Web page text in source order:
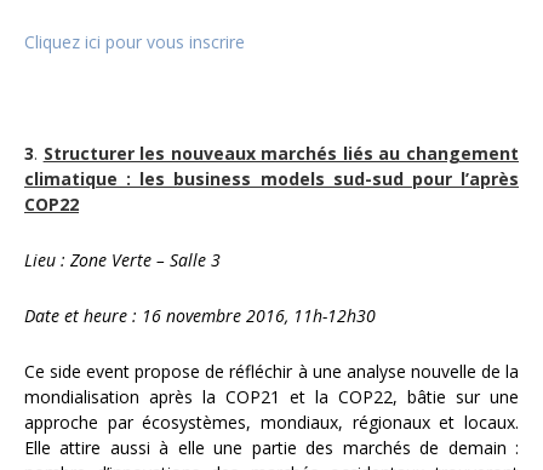
Cliquez ici pour vous inscrire
3. Structurer les nouveaux marchés liés au changement
climatique : les business models sud-sud pour l’après
COP22
Lieu : Zone Verte – Salle 3
Date et heure : 16 novembre 2016, 11h-12h30
Ce side event propose de réfléchir à une analyse nouvelle de la
mondialisation après la COP21 et la COP22, bâtie sur une
approche par écosystèmes, mondiaux, régionaux et locaux.
Elle attire aussi à elle une partie des marchés de demain :